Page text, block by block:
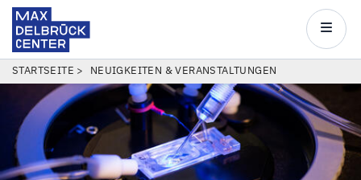
Direkt
zum
Inhalt
Center
Main
PFADNAVIGATION
STARTSEITE NEUIGKEITEN & VERANSTALTUNGEN